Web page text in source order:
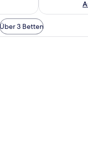
Über 3 Betten
Schreibtisch,